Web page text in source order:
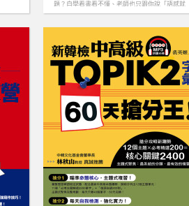
題？自學看書看不懂、老師也只跟你說「語感就
………more